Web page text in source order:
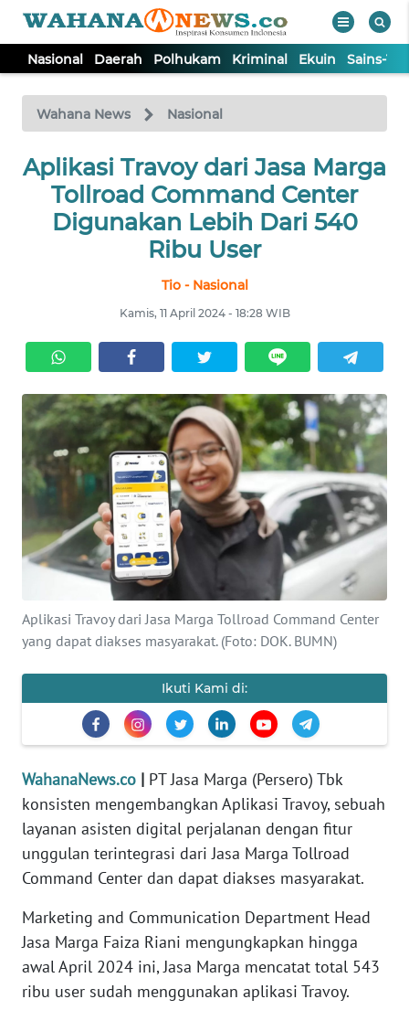
Nasional Daerah Polhukam Kriminal Ekuin Sains-
Wahana News Nasional
Aplikasi Travoy dari Jasa Marga
Tollroad Command Center
Digunakan Lebih Dari 540
Ribu User
Tio - Nasional
Kamis, 11 April 2024 - 18:28 WIB
Aplikasi Travoy dari Jasa Marga Tollroad Command Center
yang dapat diakses masyarakat. (Foto: DOK. BUMN)
Ikuti Kami di:
WahanaNews.co | PT Jasa Marga (Persero) Tbk
konsisten mengembangkan Aplikasi Travoy, sebuah
layanan asisten digital perjalanan dengan fitur
unggulan terintegrasi dari Jasa Marga Tollroad
Command Center dan dapat diakses masyarakat.
Marketing and Communication Department Head
Jasa Marga Faiza Riani mengungkapkan hingga
awal April 2024 ini, Jasa Marga mencatat total 543
ribu user sudah menggunakan aplikasi Travoy.
TV
Tutup
NASIONAL
DAERAH
EKUIN
SAINS-TEKNO
KESEHATAN
INTERNASIONAL
SERBA-SERBI
PENDIDIKAN
OLAHRAGA
EDITORIAL
Informasi
INDEKS
BERITA
KONTAK
KAMI
INFO